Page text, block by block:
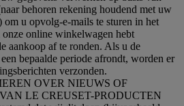
behoren rekening houdend met uw
om u opvolg-e-mails te sturen in het
onze online winkelwagen hebt
aankoop af te ronden. Als u de
bepaalde periode afrondt, worden er
verzonden.
OVER NIEUWS OF
LE CREUSET-PRODUCTEN